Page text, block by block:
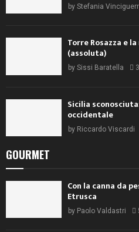
by Stefania
Torre Rosazza e
(assoluta)
by Sissi Baratella
Sicilia
occidentale
by Riccardo Viscardi
GOURMET
Con la canna da
Etrusca
by Paolo Valdastri